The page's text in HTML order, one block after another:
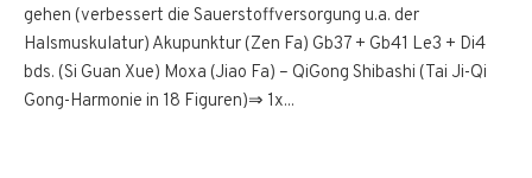
gehen (verbessert die Sauerstoffversorgung u.a. der
Halsmuskulatur) Akupunktur (Zen Fa) Gb37 + Gb41 Le3 + Di4
bds. (Si Guan Xue) Moxa (Jiao Fa) – QiGong Shibashi (Tai Ji-Qi
Gong-Harmonie in 18 Figuren)⇒ 1x...